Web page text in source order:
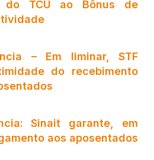
do TCU ao Bônus de
– Em liminar, STF
do recebimento
Sinait garante, em
aos aposentados